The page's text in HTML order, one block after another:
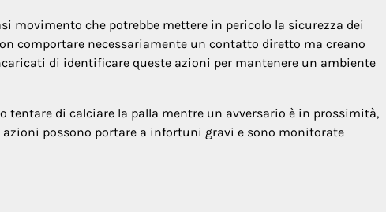
movimento che potrebbe mettere in pericolo la sicurezza dei
comportare necessariamente un contatto diretto ma creano
di identificare queste azioni per mantenere un ambiente
tentare di calciare la palla mentre un avversario è in prossimità,
azioni possono portare a infortuni gravi e sono monitorate